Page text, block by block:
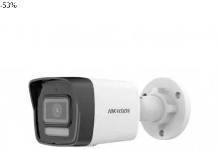
-53%